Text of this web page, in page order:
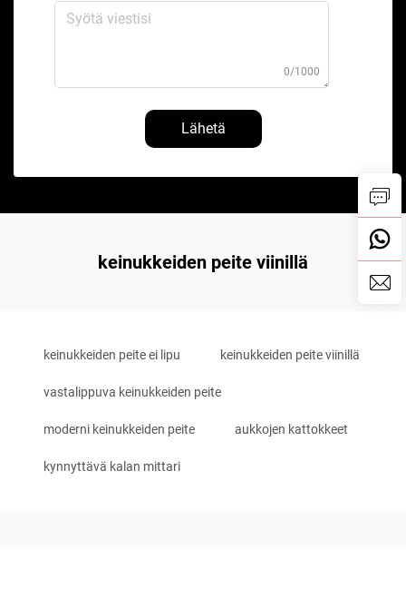
0/1000
Lähetä
keinukkeiden peite viinillä
keinukkeiden peite ei lipu keinukkeiden peite viinillä
vastalippuva keinukkeiden peite
moderni keinukkeiden peite aukkojen kattokkeet
kynnyttävä kalan mittari